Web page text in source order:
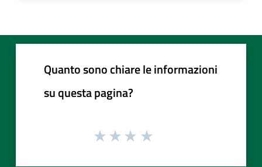
Quanto sono chiare le informazioni
su questa pagina?